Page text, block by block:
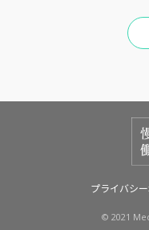
プライバシ
© 2021